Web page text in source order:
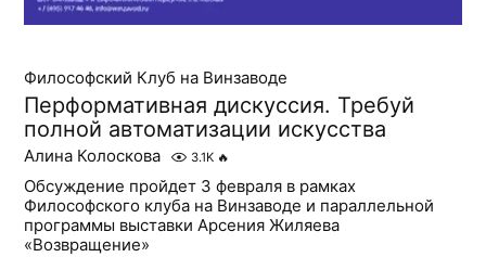
Философский Клуб на Винзаводе
Перформативная дискуссия. Требуй
полной автоматизации искусства
Алина Колоскова 3.1K 🔥
Обсуждение пройдет 3 февраля в рамках
Философского клуба на Винзаводе и параллельной
программы выставки Арсения Жиляева
«Возвращение»